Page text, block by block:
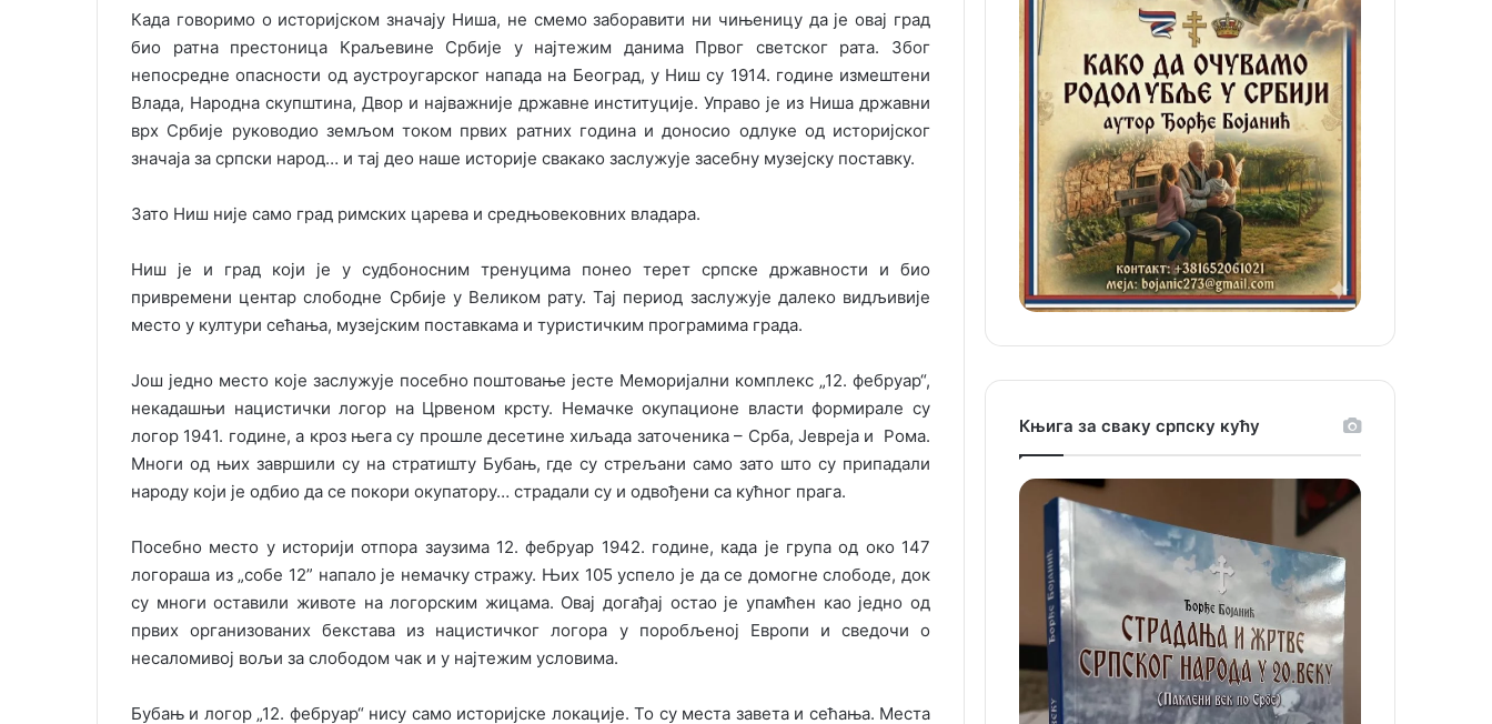
Када говоримо о историјском значају Ниша, не смемо заборавити ни чињеницу да је овај град
био ратна престоница Краљевине Србије у најтежим данима Првог светског рата. Због
непосредне опасности од аустроугарског напада на Београд, у Ниш су 1914. године измештени
Влада, Народна скупштина, Двор и најважније државне институције. Управо је из Ниша државни
врх Србије руководио земљом током првих ратних година и доносио одлуке од историјског
значаја за српски народ… и тај део наше историје свакако заслужује засебну музејску поставку.
Зато Ниш није само град римских царева и средњовековних владара.
Ниш је и град који је у судбоносним тренуцима понео терет српске државности и био
привремени центар слободне Србије у Великом рату. Тај период заслужује далеко видљивије
место у култури сећања, музејским поставкама и туристичким програмима града.
Још једно место које заслужује посебно поштовање јесте Меморијални комплекс „12. фебруар“,
некадашњи нацистички логор на Црвеном крсту. Немачке окупационе власти формирале су
логор 1941. године, а кроз њега су прошле десетине хиљада заточеника – Срба, Јевреја и Рома.
Многи од њих завршили су на стратишту Бубањ, где су стрељани само зато што су припадали
народу који је одбио да се покори окупатору… страдали су и одвођени са кућног прага.
Посебно место у историји отпора заузима 12. фебруар 1942. године, када је група од око 147
логораша из „собе 12” напало је немачку стражу. Њих 105 успело је да се домогне слободе, док
су многи оставили животе на логорским жицама. Овај догађај остао је упамћен као једно од
првих организованих бекстава из нацистичког логора у поробљеној Европи и сведочи о
несаломивој вољи за слободом чак и у најтежим условима.
Бубањ и логор „12. фебруар“ нису само историјске локације. То су места завета и сећања. Места
Књига за сваку српску кућу